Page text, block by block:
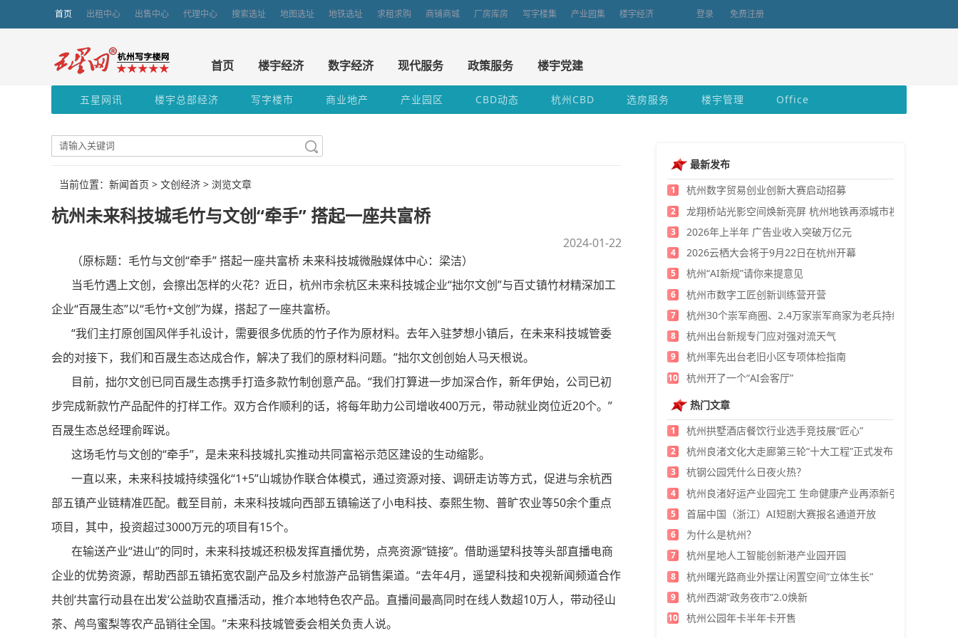
首页 出租中心 出售中心 代理中心 搜索选址 地图选址 地铁选址 求租求购 商铺商城 厂房库房 写字楼集 产业园集 楼宇经济 登录 免费注册
首页 楼宇经济 数字经济 现代服务 政策服务 楼宇党建
五星网讯 楼宇总部经济 写字楼市 商业地产 产业园区 CBD动态 杭州CBD 选房服务 楼宇管理 Office
当前位置：新闻首页 > 文创经济 > 浏览文章
杭州未来科技城毛竹与文创“牵手” 搭起一座共富桥
2024-01-22
（原标题：毛竹与文创“牵手” 搭起一座共富桥 未来科技城微融媒体中心：梁洁）
当毛竹遇上文创，会擦出怎样的火花？近日，杭州市余杭区未来科技城企业“拙尔文创”与百丈镇竹材精深加工
企业“百晟生态”以“毛竹+文创”为媒，搭起了一座共富桥。
“我们主打原创国风伴手礼设计，需要很多优质的竹子作为原材料。去年入驻梦想小镇后，在未来科技城管委
会的对接下，我们和百晟生态达成合作，解决了我们的原材料问题。”拙尔文创创始人马天根说。
目前，拙尔文创已同百晟生态携手打造多款竹制创意产品。“我们打算进一步加深合作，新年伊始，公司已初
步完成新款竹产品配件的打样工作。双方合作顺利的话，将每年助力公司增收400万元，带动就业岗位近20个。”
百晟生态总经理俞晖说。
这场毛竹与文创的“牵手”，是未来科技城扎实推动共同富裕示范区建设的生动缩影。
一直以来，未来科技城持续强化“1+5”山城协作联合体模式，通过资源对接、调研走访等方式，促进与余杭西
部五镇产业链精准匹配。截至目前，未来科技城向西部五镇输送了小电科技、泰熙生物、普旷农业等50余个重点
项目，其中，投资超过3000万元的项目有15个。
在输送产业“进山”的同时，未来科技城还积极发挥直播优势，点亮资源“链接”。借助遥望科技等头部直播电商
企业的优势资源，帮助西部五镇拓宽农副产品及乡村旅游产品销售渠道。“去年4月，遥望科技和央视新闻频道合作
共创‘共富行动县在出发’公益助农直播活动，推介本地特色农产品。直播间最高同时在线人数超10万人，带动径山
茶、鸬鸟蜜梨等农产品销往全国。”未来科技城管委会相关负责人说。
最新发布
1 杭州数字贸易创业创新大赛启动招募
2 龙翔桥站光影空间焕新亮屏 杭州地铁再添城市视觉新地标
3 2026年上半年 广告业收入突破万亿元
4 2026云栖大会将于9月22日在杭州开幕
5 杭州“AI新规”请你来提意见
6 杭州市数字工匠创新训练营开营
7 杭州30个崇军商圈、2.4万家崇军商家为老兵持续发福利
8 杭州出台新规专门应对强对流天气
9 杭州率先出台老旧小区专项体检指南
10
杭州开了一个“AI会客厅”
热门文章
1 杭州拱墅酒店餐饮行业选手竞技展“匠心”
2 杭州良渚文化大走廊第三轮“十大工程”正式发布
3 杭钢公园凭什么日夜火热？
4 杭州良渚好运产业园完工 生命健康产业再添新引擎
5 首届中国（浙江）AI短剧大赛报名通道开放
6 为什么是杭州？
7 杭州星地人工智能创新港产业园开园
8 杭州曙光路商业外摆让闲置空间“立体生长”
9 杭州西湖“政务夜市”2.0焕新
10 杭州公园年卡半年卡开售